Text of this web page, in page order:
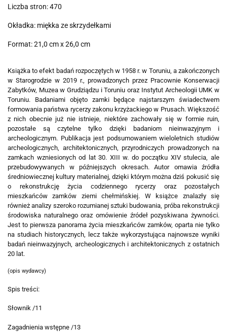
Liczba stron: 470
Okładka: miękka ze skrzydełkami
Format: 21,0 cm x 26,0 cm
Książka to efekt badań rozpoczętych w 1958 r. w Toruniu, a zakończonych
w Starogrodzie w 2019 r., prowadzonych przez Pracownie Konserwacji
Zabytków, Muzea w Grudziądzu i Toruniu oraz Instytut Archeologii UMK w
Toruniu. Badaniami objęto zamki będące najstarszym świadectwem
formowania państwa rycerzy zakonu krzyżackiego w Prusach. Większość
z nich obecnie już nie istnieje, niektóre zachowały się w formie ruin,
pozostałe są czytelne tylko dzięki badaniom nieinwazyjnym i
archeologicznym. Publikacja jest podsumowaniem wieloletnich studiów
archeologicznych, architektonicznych, przyrodniczych prowadzonych na
zamkach wzniesionych od lat 30. XIII w. do początku XIV stulecia, ale
przebudowywanych w późniejszych okresach. Autor omawia źródła
średniowiecznej kultury materialnej, dzięki którym można dziś pokusić się
o rekonstrukcję życia codziennego rycerzy oraz pozostałych
mieszkańców zamków ziemi chełmińskiej. W książce znalazły się
również analizy szeroko rozumianej sztuki budowania, próba rekonstrukcji
środowiska naturalnego oraz omówienie źródeł pozyskiwana żywności.
Jest to pierwsza panorama życia mieszkańców zamków, oparta nie tylko
na studiach historycznych, lecz także wykorzystująca najnowsze wyniki
badań nieinwazyjnych, archeologicznych i architektonicznych z ostatnich
20 lat.
(opis wydawcy)
Spis treści:
Słownik /11
Zagadnienia wstępne /13